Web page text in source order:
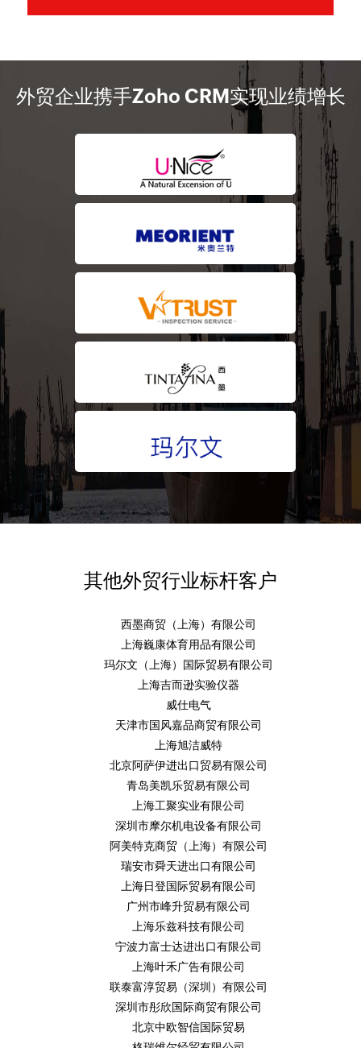
外贸企业携手Zoho CRM实现业绩增长
其他外贸行业标杆客户
西墨商贸（上海）有限公司
上海巍康体育用品有限公司
玛尔文（上海）国际贸易有限公司
上海吉而逊实验仪器
威仕电气
天津市国风嘉品商贸有限公司
上海旭洁威特
北京阿萨伊进出口贸易有限公司
青岛美凯乐贸易有限公司
上海工聚实业有限公司
深圳市摩尔机电设备有限公司
阿美特克商贸（上海）有限公司
瑞安市舜天进出口有限公司
上海日登国际贸易有限公司
广州市峰升贸易有限公司
上海乐兹科技有限公司
宁波力富士达进出口有限公司
上海叶禾广告有限公司
联泰富淳贸易（深圳）有限公司
深圳市彤欣国际商贸有限公司
北京中欧智信国际贸易